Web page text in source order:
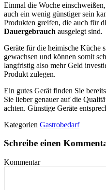
Einmal die Woche
auch ein wenig günstiger sein
Produkten greifen, die auch für
Dauergebrauch ausgelegt sind.
Geräte für die heimische Küche
gewachsen und können somit
langfristig also mehr Geld
Produkt zulegen.
Ein gutes Gerät finden Sie
Sie lieber genauer auf die
achten. Günstige Geräte
Kategorien Gastrobedarf
Schreibe einen
Kommentar